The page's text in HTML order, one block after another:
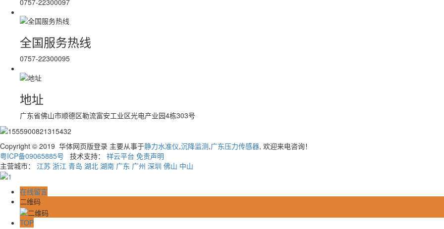
0757-22300097
全国服务热线
0757-22300095
地址
广东省佛山市顺德区勒流富安工业区光电产业园4栋303号
Copyright © 2019 华体网页版登录 主要从事于静力水准仪,沉降监测,广东压力传感器, 欢迎来电咨询！
粤ICP备09065885号
技术支持： 祥云平台 免责声明
主营城市： 江苏 浙江 青岛 湖北 湖南 广东 广州 深圳 佛山 中山
在线留言
二维码
TOP